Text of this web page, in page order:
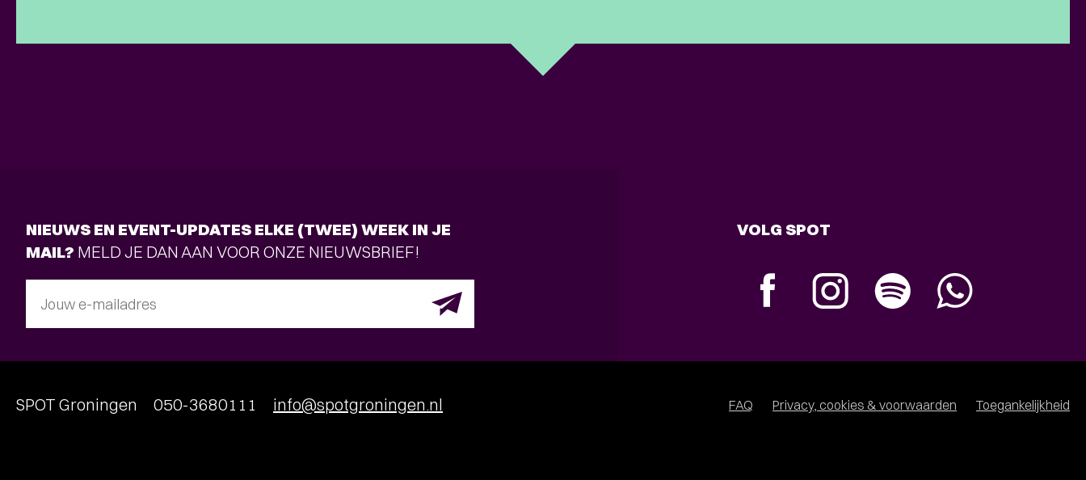
NIEUWS EN EVENT-UPDATES ELKE (TWEE) WEEK IN JE
MAIL? MELD JE DAN AAN VOOR ONZE NIEUWSBRIEF!
Jouw e-mailadres
VOLG SPOT
SPOT Groningen 050-3680111 info@spotgroningen.nl FAQ Privacy, cookies & voorwaarden Toegankelijkheid